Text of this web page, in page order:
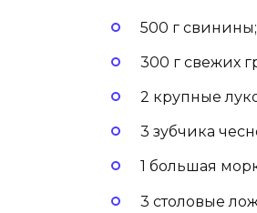
500 г свинины;
300 г свежих
2 крупные
3 зубчика
1 большая
3 столовые